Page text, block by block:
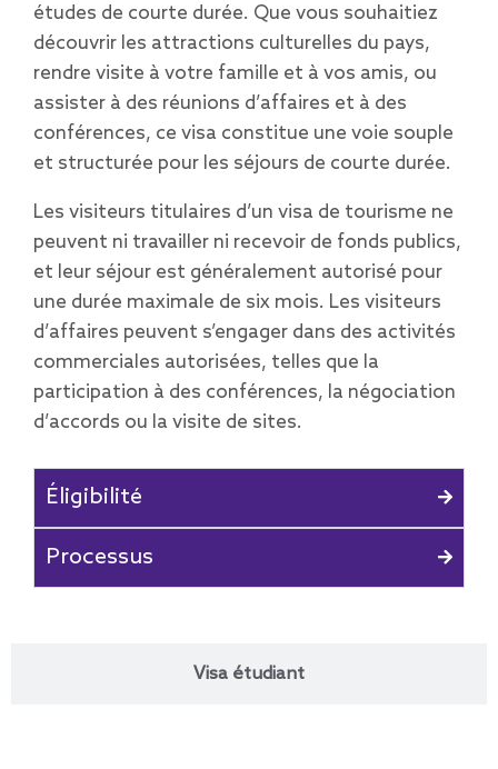
Visa étudiant
études de courte durée. Que vous souhaitiez
découvrir les attractions culturelles du pays,
rendre visite à votre famille et à vos amis, ou
assister à des réunions d’affaires et à des
conférences, ce visa constitue une voie souple
et structurée pour les séjours de courte durée.
Les visiteurs titulaires d’un visa de tourisme ne
peuvent ni travailler ni recevoir de fonds publics,
et leur séjour est généralement autorisé pour
une durée maximale de six mois. Les visiteurs
d’affaires peuvent s’engager dans des activités
commerciales autorisées, telles que la
participation à des conférences, la négociation
d’accords ou la visite de sites.
Éligibilité
Processus